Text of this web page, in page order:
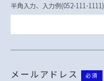
半角入力、入力例(052-111-1111)
メールアドレス 必須